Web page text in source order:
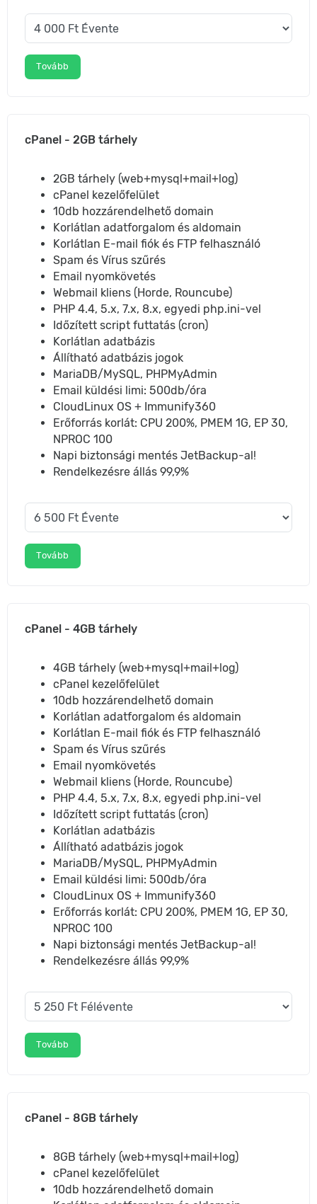
Tovább
cPanel - 2GB tárhely
2GB tárhely (web+mysql+mail+log)
cPanel kezelőfelület
10db hozzárendelhető domain
Korlátlan adatforgalom és aldomain
Korlátlan E-mail fiók és FTP felhasználó
Spam és Vírus szűrés
Email nyomkövetés
Webmail kliens (Horde, Rouncube)
PHP 4.4, 5.x, 7.x, 8.x, egyedi php.ini-vel
Időzített script futtatás (cron)
Korlátlan adatbázis
Állítható adatbázis jogok
MariaDB/MySQL, PHPMyAdmin
Email küldési limi: 500db/óra
CloudLinux OS + Immunify360
Erőforrás korlát: CPU 200%, PMEM 1G, EP 30,
NPROC 100
Napi biztonsági mentés JetBackup-al!
Rendelkezésre állás 99,9%
Tovább
cPanel - 4GB tárhely
4GB tárhely (web+mysql+mail+log)
cPanel kezelőfelület
10db hozzárendelhető domain
Korlátlan adatforgalom és aldomain
Korlátlan E-mail fiók és FTP felhasználó
Spam és Vírus szűrés
Email nyomkövetés
Webmail kliens (Horde, Rouncube)
PHP 4.4, 5.x, 7.x, 8.x, egyedi php.ini-vel
Időzített script futtatás (cron)
Korlátlan adatbázis
Állítható adatbázis jogok
MariaDB/MySQL, PHPMyAdmin
Email küldési limi: 500db/óra
CloudLinux OS + Immunify360
Erőforrás korlát: CPU 200%, PMEM 1G, EP 30,
NPROC 100
Napi biztonsági mentés JetBackup-al!
Rendelkezésre állás 99,9%
Tovább
cPanel - 8GB tárhely
8GB tárhely (web+mysql+mail+log)
cPanel kezelőfelület
10db hozzárendelhető domain